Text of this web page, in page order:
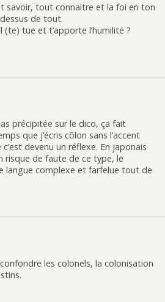
savoir, tout connaitre et la foi en ton
de tout.
(te) tue et t’apporte l’humilité ?
précipitée sur le dico, ça fait
que j’écris côlon sans l’accent
devenu un réflexe. En japonais
risque de faute de ce type, le
langue complexe et farfelue tout de
les colonels, la colonisation